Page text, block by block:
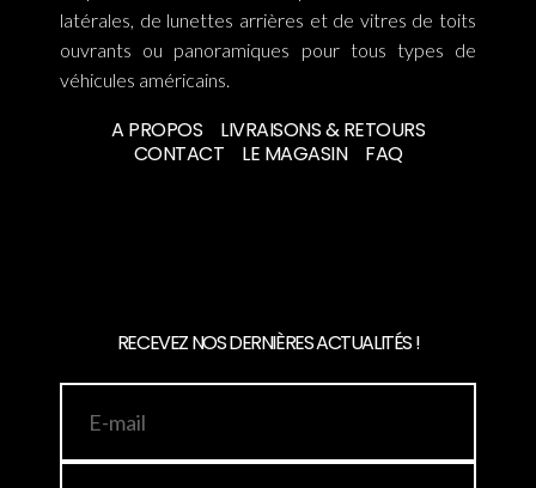
latérales, de lunettes arrières et de vitres de toits
ouvrants ou panoramiques pour tous types de
véhicules américains.
A PROPOS
LIVRAISONS & RETOURS
CONTACT
LE MAGASIN FAQ
RECEVEZ NOS DERNIÈRES ACTUALITÉS !